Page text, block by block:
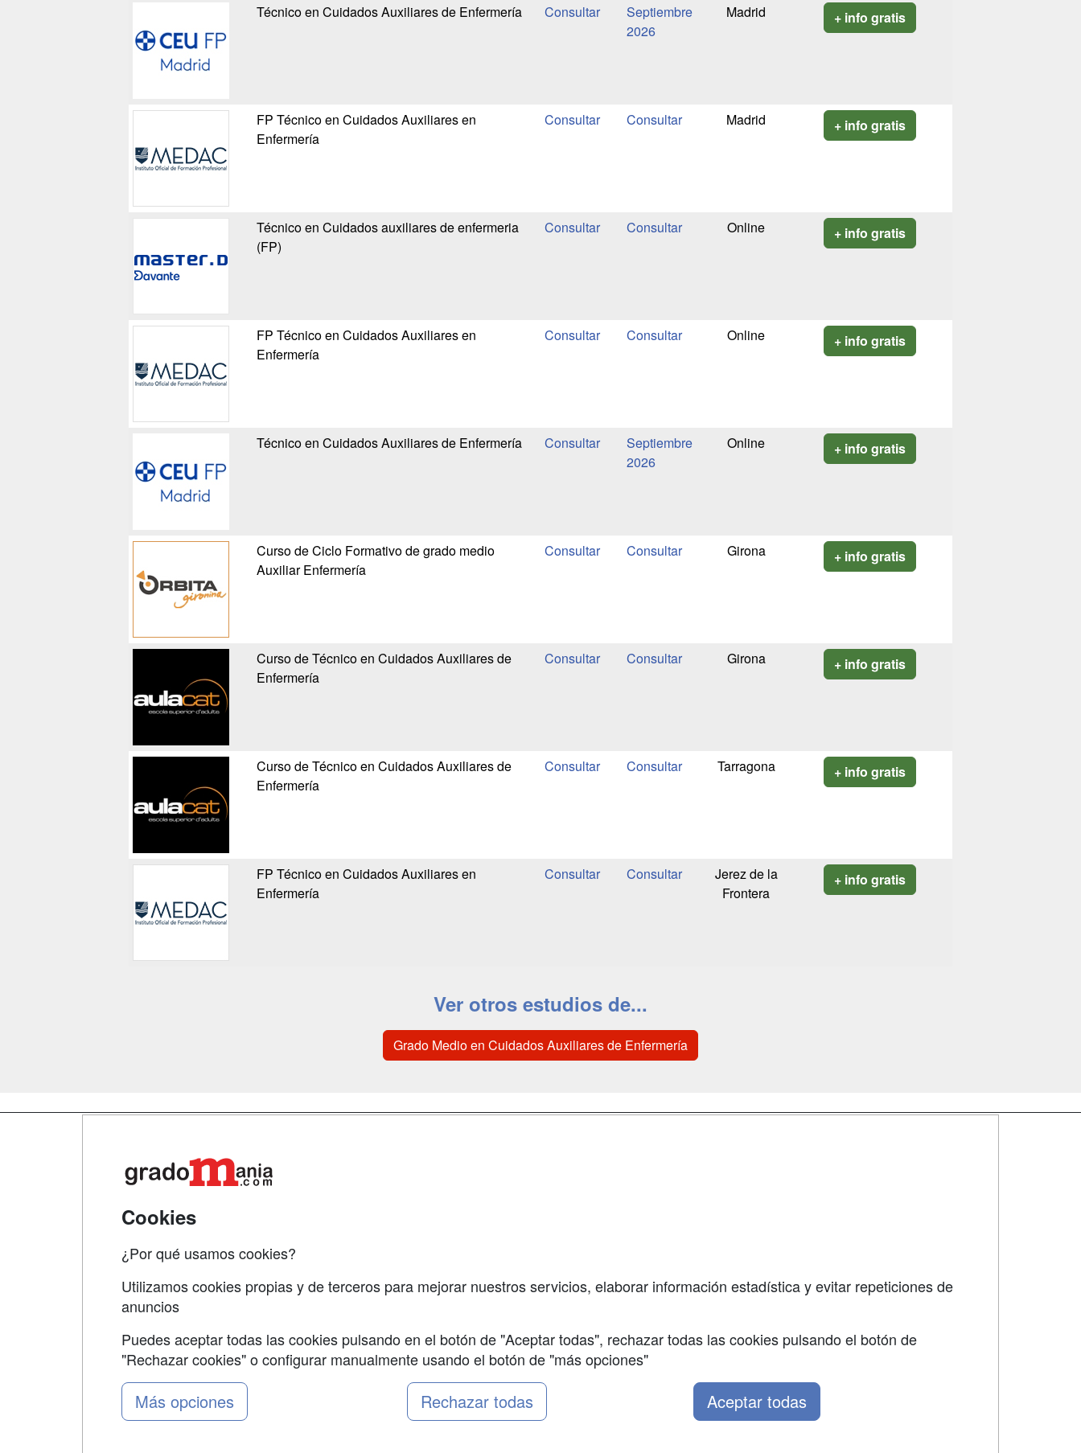
Técnico en Cuidados Auxiliares de Enfermería
Septiembre
2026
Madrid + info gratis
FP Técnico en Cuidados Auxiliares en
Enfermería
Madrid + info gratis
Técnico en Cuidados auxiliares de enfermeria
(FP)
Online + info gratis
FP Técnico en Cuidados Auxiliares en
Enfermería
Online + info gratis
Técnico en Cuidados Auxiliares de Enfermería
Septiembre
2026
Online + info gratis
Curso de Ciclo Formativo de grado medio
Auxiliar Enfermería
Girona + info gratis
Curso de Técnico en Cuidados Auxiliares de
Enfermería
Girona + info gratis
Curso de Técnico en Cuidados Auxiliares de
Enfermería
Tarragona + info gratis
FP Técnico en Cuidados Auxiliares en
Enfermería
Jerez de la
Frontera
+ info gratis
Ver otros estudios de...
Grado Medio en Cuidados Auxiliares de Enfermería
Grupo formazion:
Cookies
¿Por qué usamos cookies?
Utilizamos cookies propias y de terceros para mejorar nuestros servicios, elaborar información estadística y evitar repeticiones de
anuncios
Puedes aceptar todas las cookies pulsando en el botón de "Aceptar todas", rechazar todas las cookies pulsando el botón de
"Rechazar cookies" o configurar manualmente usando el botón de "más opciones"
Más opciones Rechazar todas Aceptar todas